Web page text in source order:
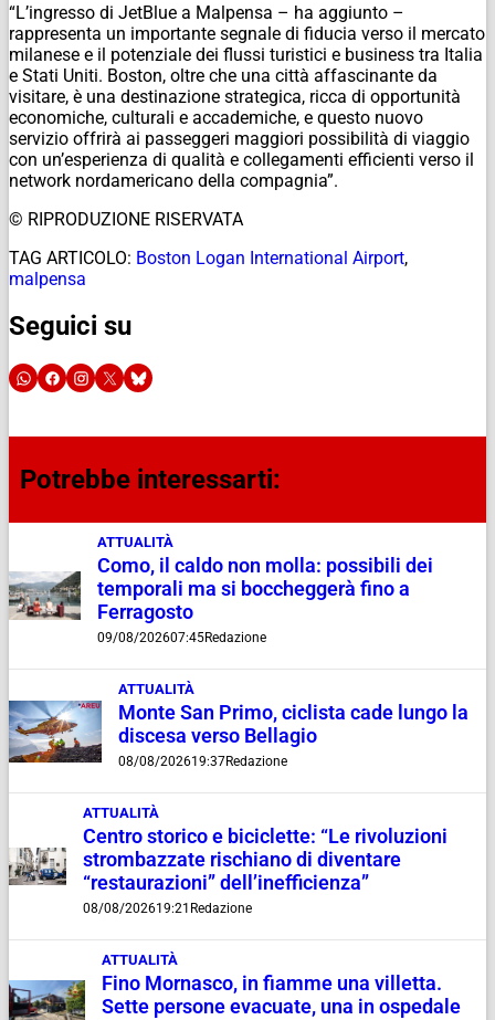
“L’ingresso di JetBlue a Malpensa – ha aggiunto –
rappresenta un importante segnale di fiducia verso il mercato
milanese e il potenziale dei flussi turistici e business tra Italia
e Stati Uniti. Boston, oltre che una città affascinante da
visitare, è una destinazione strategica, ricca di opportunità
economiche, culturali e accademiche, e questo nuovo
servizio offrirà ai passeggeri maggiori possibilità di viaggio
con un’esperienza di qualità e collegamenti efficienti verso il
network nordamericano della compagnia”.
© RIPRODUZIONE RISERVATA
TAG ARTICOLO: Boston Logan International Airport,
malpensa
Seguici su
Potrebbe interessarti:
ATTUALITÀ
Como, il caldo non molla: possibili dei
temporali ma si boccheggerà fino a
Ferragosto
09/08/202607:45Redazione
ATTUALITÀ
Monte San Primo, ciclista cade lungo la
discesa verso Bellagio
08/08/202619:37Redazione
ATTUALITÀ
Centro storico e biciclette: “Le rivoluzioni
strombazzate rischiano di diventare
“restaurazioni” dell’inefficienza”
08/08/202619:21 Redazione
ATTUALITÀ
Fino Mornasco, in fiamme una villetta.
Sette persone evacuate, una in ospedale